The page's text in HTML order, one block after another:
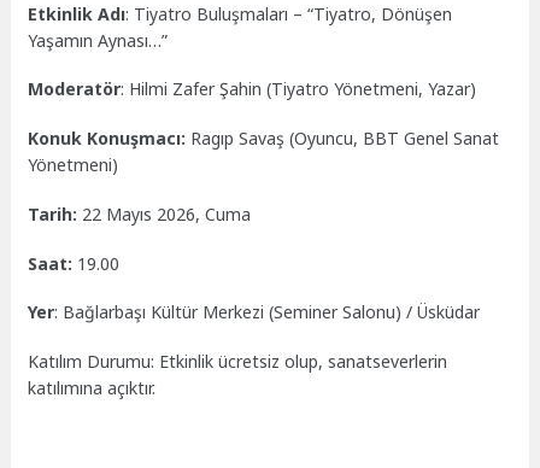
Etkinlik Adı: Tiyatro Buluşmaları – “Tiyatro, Dönüşen
Yaşamın Aynası…”
Moderatör: Hilmi Zafer Şahin (Tiyatro Yönetmeni, Yazar)
Konuk Konuşmacı: Ragıp Savaş (Oyuncu, BBT Genel Sanat
Yönetmeni)
Tarih: 22 Mayıs 2026, Cuma
Saat: 19.00
Yer: Bağlarbaşı Kültür Merkezi (Seminer Salonu) / Üsküdar
Katılım Durumu: Etkinlik ücretsiz olup, sanatseverlerin
katılımına açıktır.